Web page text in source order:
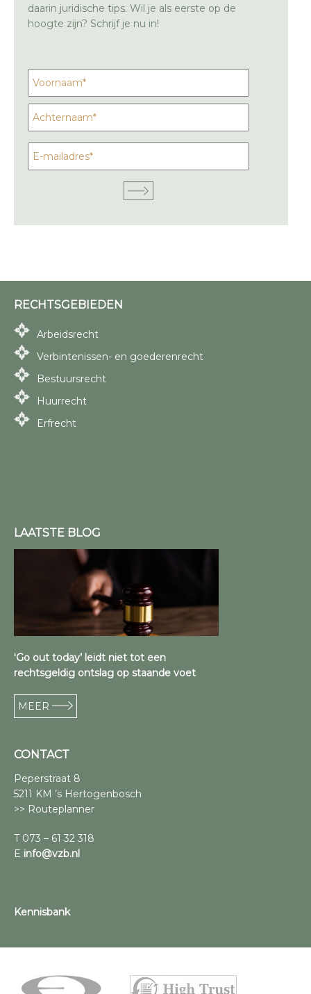
daarin juridische tips. Wil je als eerste op de
hoogte zijn? Schrijf je nu in!
RECHTSGEBIEDEN
Arbeidsrecht
Verbintenissen- en goederenrecht
Bestuursrecht
Huurrecht
Erfrecht
LAATSTE BLOG
‘Go out today’ leidt niet tot een
rechtsgeldig ontslag op staande voet
MEER
CONTACT
Peperstraat 8
5211 KM ’s Hertogenbosch
>> Routeplanner
T 073 – 61 32 318
E info@vzb.nl
Kennisbank